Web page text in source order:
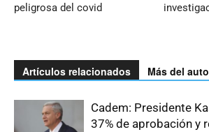
peligrosa del covid
Artículos relacionados Más del
Cadem: Presidente
37% de aprobación y